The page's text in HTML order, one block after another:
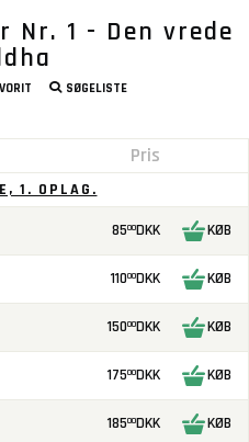
Nr. 1 - Den vrede
SØGELISTE
Pris
1. OPLAG.
8500DKK KØB
11000DKK KØB
15000DKK KØB
17500DKK KØB
18500DKK KØB